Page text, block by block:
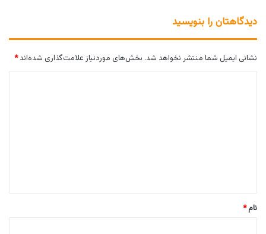
دیدگاهتان را بنویسید
نشانی ایمیل شما منتشر نخواهد شد. بخش‌های موردنیاز علامت‌گذاری شده‌اند*
نام*